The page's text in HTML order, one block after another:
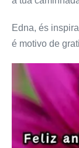
Edna, és
é motivo de